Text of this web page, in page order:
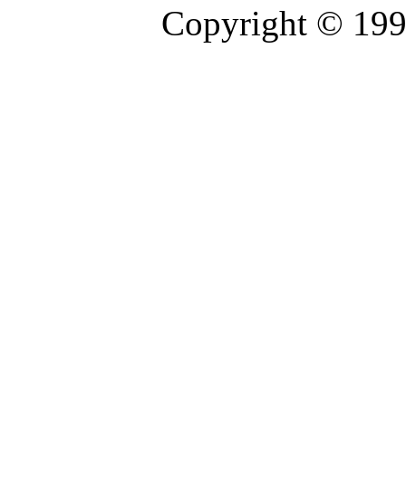
Copyright ©